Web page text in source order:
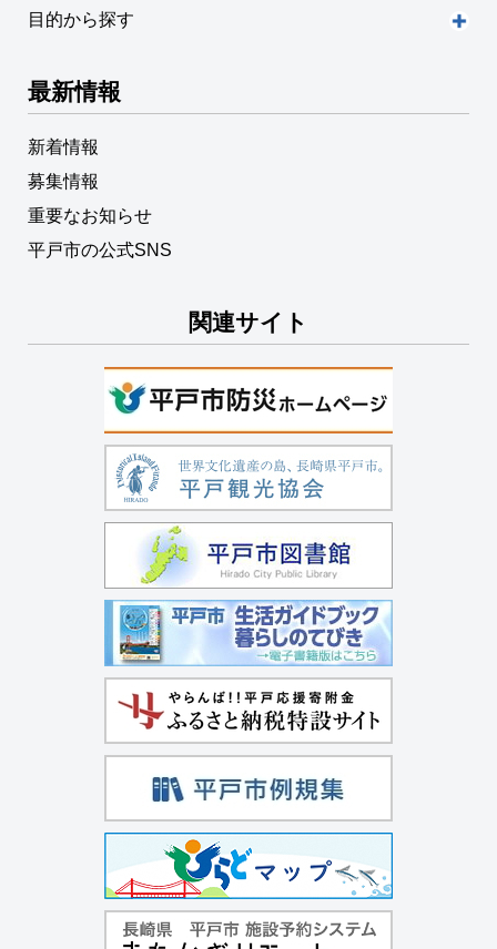
目的から探す
最新情報
新着情報
募集情報
重要なお知らせ
平戸市の公式SNS
関連サイト